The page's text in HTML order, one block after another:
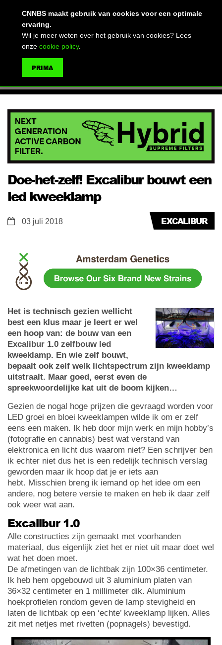
Doe-het-zelf! Excalibur bouwt een
led kweeklamp
EXCALIBUR
03 juli 2018
Het is technisch gezien wellicht
best een klus maar je leert er wel
een hoop van: de bouw van een
Excalibur 1.0 zelfbouw led
kweeklamp. En wie zelf bouwt,
bepaalt ook zelf welk lichtspectrum zijn kweeklamp
uitstraalt. Maar goed, eerst even de
spreekwoordelijke kat uit de boom kijken…
Gezien de nogal hoge prijzen die gevraagd worden voor
LED groei en bloei kweeklampen wilde ik om er zelf
eens een maken. Ik heb door mijn werk en mijn hobby’s
(fotografie en cannabis) best wat verstand van
elektronica en licht dus waarom niet? Een schrijver ben
ik echter niet dus het is een redelijk technisch verslag
geworden maar ik hoop dat je er iets aan
hebt. Misschien breng ik iemand op het idee om een
andere, nog betere versie te maken en heb ik daar zelf
ook weer wat aan.
Excalibur 1.0
Alle constructies zijn gemaakt met voorhanden
materiaal, dus eigenlijk ziet het er niet uit maar doet wel
wat het doen moet.
De afmetingen van de lichtbak zijn 100×36 centimeter.
Ik heb hem opgebouwd uit 3 aluminium platen van
36×32 centimeter en 1 millimeter dik. Aluminium
hoekprofielen rondom geven de lamp stevigheid en
laten de lichtbak op een ‘echte’ kweeklamp lijken. Alles
zit met netjes met rivetten (popnagels) bevestigd.
CNNBS maakt gebruik van cookies voor een optimale
ervaring.
Wil je meer weten over het gebruik van cookies? Lees
onze cookie policy.
PRIMA